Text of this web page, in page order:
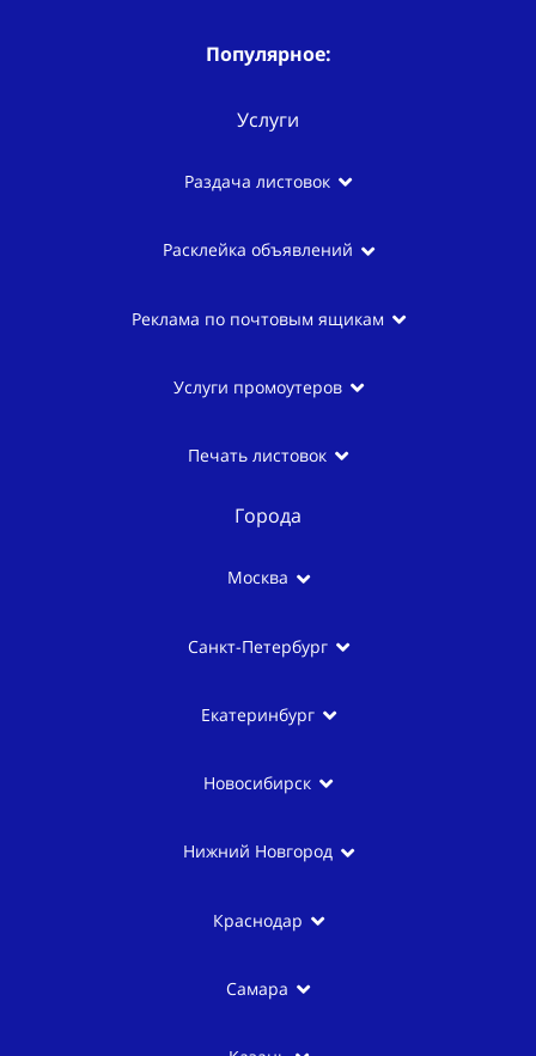
Популярное:
Услуги
Раздача листовок
Расклейка объявлений
Реклама по почтовым ящикам
Услуги промоутеров
Печать листовок
Города
Москва
Санкт-Петербург
Екатеринбург
Новосибирск
Нижний Новгород
Краснодар
Самара